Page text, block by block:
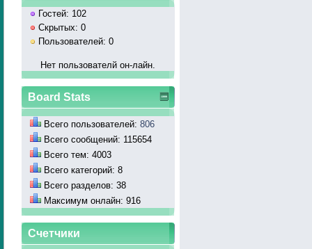
Гостей: 102
Скрытых: 0
Пользователей: 0
Нет пользователй он-лайн.
Board Stats
Всего пользователей: 806
Всего сообщений: 115654
Всего тем: 4003
Всего категорий: 8
Всего разделов: 38
Максимум онлайн: 916
Счетчики